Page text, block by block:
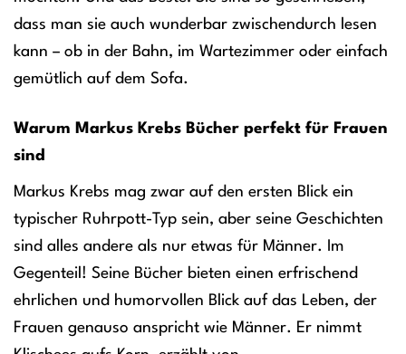
dass man sie auch wunderbar zwischendurch lesen
kann – ob in der Bahn, im Wartezimmer oder einfach
gemütlich auf dem Sofa.
Warum Markus Krebs Bücher perfekt für Frauen
sind
Markus Krebs mag zwar auf den ersten Blick ein
typischer Ruhrpott-Typ sein, aber seine Geschichten
sind alles andere als nur etwas für Männer. Im
Gegenteil! Seine Bücher bieten einen erfrischend
ehrlichen und humorvollen Blick auf das Leben, der
Frauen genauso anspricht wie Männer. Er nimmt